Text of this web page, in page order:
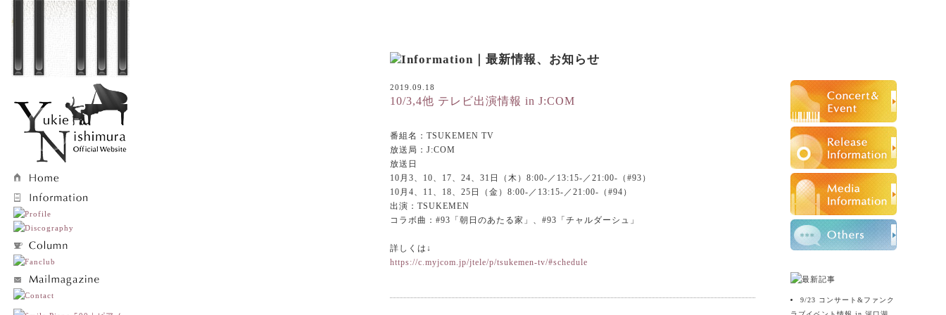
2019.09.18
10/3,4他 テレビ出演情報 in J:COM
番組名：TSUKEMEN TV
放送局：J:COM
放送日
10月3、10、17、24、31日（木）8:00-／13:15-／21:00-（#93）
10月4、11、18、25日（金）8:00-／13:15-／21:00-（#94）
出演：TSUKEMEN
コラボ曲：#93「朝日のあたる家」、#93「チャルダーシュ」
詳しくは↓
https://c.myjcom.jp/jtele/p/tsukemen-tv/#schedule
9/23 コンサート&ファンク